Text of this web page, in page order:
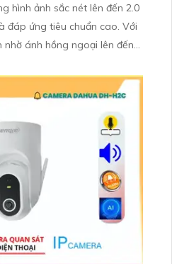
hình ảnh sắc nét lên đến 2.0
ứng tiêu chuẩn cao. Với
ánh hồng ngoại lên đến